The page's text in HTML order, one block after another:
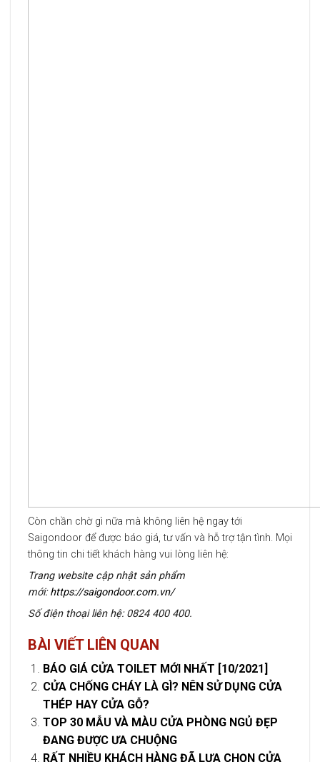
Còn chần chờ gì nữa mà không liên hệ ngay tới
Saigondoor để được báo giá, tư vấn và hỗ trợ tận tình. Mọi
thông tin chi tiết khách hàng vui lòng liên hệ:
Trang website cập nhật sản phẩm
mới:https://saigondoor.com.vn/
Số điện thoại liên hệ: 0824 400 400.
BÀI VIẾT LIÊN QUAN
BÁO GIÁ CỬA TOILET MỚI NHẤT [10/2021]
CỬA CHỐNG CHÁY LÀ GÌ? NÊN SỬ DỤNG CỬA
THÉP HAY CỬA GỖ?
TOP 30 MẪU VÀ MÀU CỬA PHÒNG NGỦ ĐẸP
ĐANG ĐƯỢC ƯA CHUỘNG
RẤT NHIỀU KHÁCH HÀNG ĐÃ LỰA CHỌN CỬA